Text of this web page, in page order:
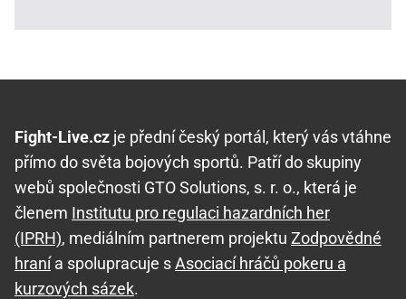
Fight-Live.cz je přední český portál, který vás vtáhne
přímo do světa bojových sportů. Patří do skupiny
webů společnosti GTO Solutions, s. r. o., která je
členem Institutu pro regulaci hazardních her
(IPRH), mediálním partnerem projektu Zodpovědné
hranía spolupracuje sAsociací hráčů pokeru a
kurzových sázek.